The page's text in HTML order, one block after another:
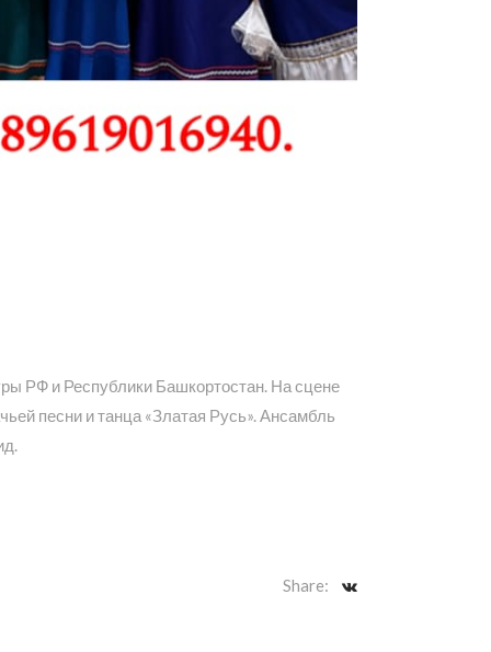
РФ и Республики Башкортостан. На сцене
песни и танца «Златая Русь». Ансамбль
Share: